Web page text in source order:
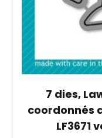
7 dies,
coordonnés
LF3671